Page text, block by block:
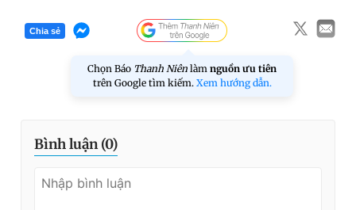
Chia sẻ
Chọn Báo Thanh Niên làm nguồn ưu tiên
trên Google tìm kiếm. Xem hướng dẫn.
Bình luận (0)